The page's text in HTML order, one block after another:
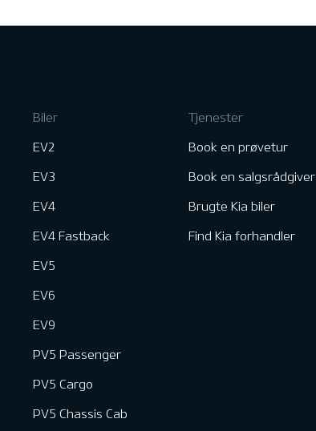
Biler
EV2
EV3
EV4
EV4 Fastback
EV5
EV6
EV9
PV5 Passenger
PV5 Cargo
PV5 Chassis Cab
Tjenester
Book en prøvetur
Book en salgsrådgiver
Brugte Kia biler
Find Kia forhandler